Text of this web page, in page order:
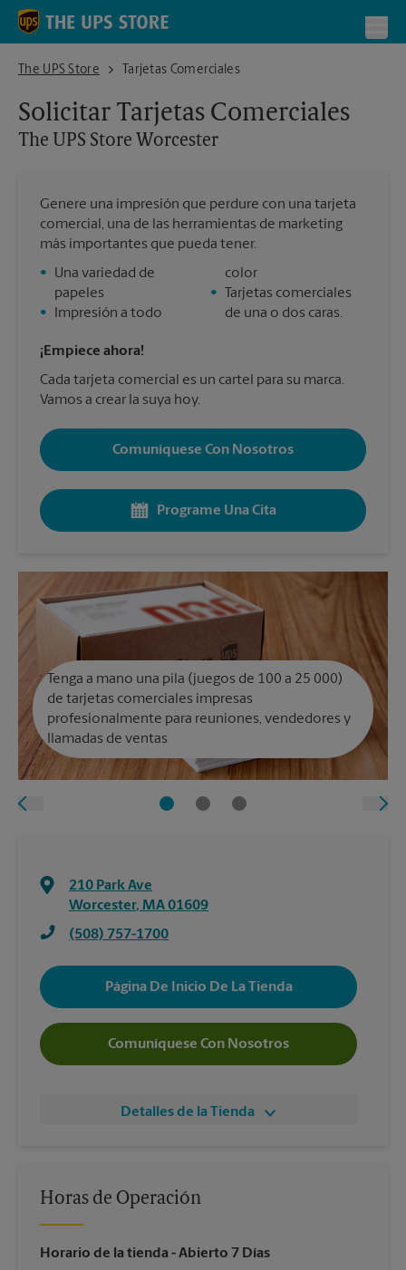
Skip to content
Return to Nav
The UPS Store
The UPS Store WorcesterTarjetas Comerciales
Solicitar Tarjetas Comerciales
The UPS Store Worcester
Genere una impresión que perdure con una tarjeta
comercial, una de las herramientas de marketing
más importantes que pueda tener.
•
Una variedad de
papeles
•
Impresión a todo
color
•
Tarjetas comerciales
de una o dos caras.
¡Empiece ahora!
Cada tarjeta comercial es un cartel para su marca.
Vamos a crear la suya hoy.
Comuníquese Con Nosotros
Programe Una Cita
Tenga a mano una pila (juegos de 100 a 25 000)
de tarjetas comerciales impresas
profesionalmente para reuniones, vendedores y
llamadas de ventas
210 Park Ave
Worcester, MA01609
(508) 757-1700
Página De Inicio De La Tienda
Comuníquese Con Nosotros
Detalles de la Tienda
Horas de Operación
Horario de la tienda - Abierto 7 Días